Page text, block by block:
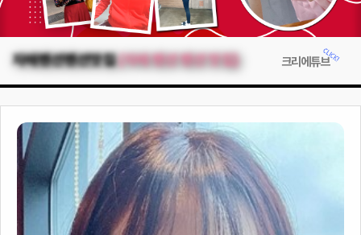
크리에튜브
자매펜션펜션맛집(자매 펜션 펜션 맛집)